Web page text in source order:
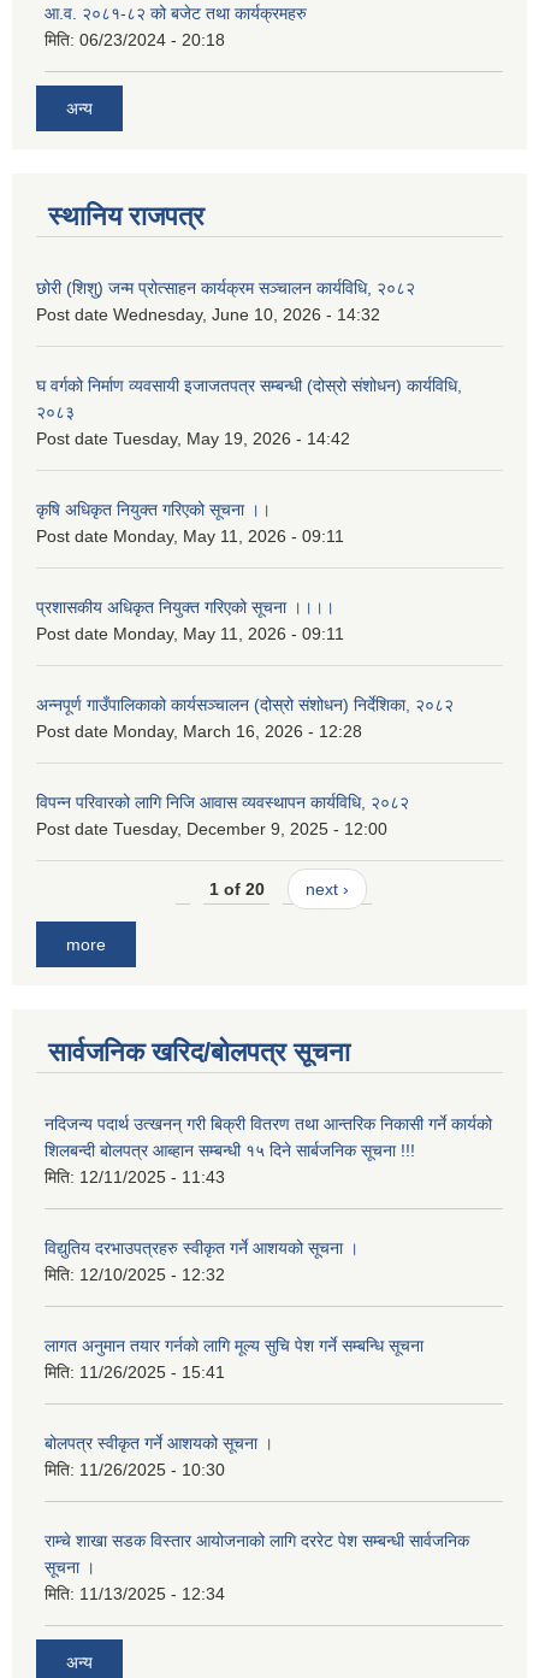
आ.व. २०८१-८२ को बजेट तथा कार्यक्रमहरु
मिति: 06/23/2024 - 20:18
अन्य
स्थानिय राजपत्र
छोरी (शिशु) जन्म प्रोत्साहन कार्यक्रम सञ्चालन कार्यविधि, २०८२
Post date Wednesday, June 10, 2026 - 14:32
घ वर्गको निर्माण व्यवसायी इजाजतपत्र सम्बन्धी (दोस्रो संशोधन) कार्यविधि,
२०८३
Post date Tuesday, May 19, 2026 - 14:42
कृषि अधिकृत नियुक्त गरिएको सूचना ।।
Post date Monday, May 11, 2026 - 09:11
प्रशासकीय अधिकृत नियुक्त गरिएको सूचना ।।।।
Post date Monday, May 11, 2026 - 09:11
अन्नपूर्ण गाउँपालिकाको कार्यसञ्चालन (दोस्रो संशोधन) निर्देशिका, २०८२
Post date Monday, March 16, 2026 - 12:28
विपन्न परिवारको लागि निजि आवास व्यवस्थापन कार्यविधि, २०८२
Post date Tuesday, December 9, 2025 - 12:00
1 of 20 next ›
more
सार्वजनिक खरिद/बोलपत्र सूचना
नदिजन्य पदार्थ उत्खनन् गरी बिक्री वितरण तथा आन्तरिक निकासी गर्ने कार्यको
शिलबन्दी बोलपत्र आब्हान सम्बन्धी १५ दिने सार्बजनिक सूचना !!!
मिति: 12/11/2025 - 11:43
विद्युतिय दरभाउपत्रहरु स्वीकृत गर्ने आशयको सूचना ।
मिति: 12/10/2025 - 12:32
लागत अनुमान तयार गर्नकाे लागि मूल्य सुचि पेश गर्ने सम्बन्धि सूचना
मिति: 11/26/2025 - 15:41
बोलपत्र स्वीकृत गर्ने आशयको सूचना ।
मिति: 11/26/2025 - 10:30
राम्चे शाखा सडक विस्तार आयोजनाको लागि दररेट पेश सम्बन्धी सार्वजनिक
सूचना ।
मिति: 11/13/2025 - 12:34
अन्य